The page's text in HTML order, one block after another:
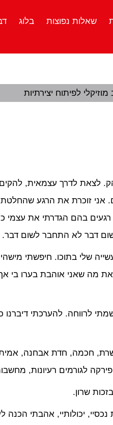
שאלות נפוצות בלוג
לצאת לדרך עצמאית, להקים
אני זוכרת את הרגע
בהם הגדרתי את עצמי
דבר לא התחבר לשום
שלי בתוכו. חיפשתי
מה שאני אוהבת בערו בי
לרווחה. להערכתי
חכמה, חדת אבחנה,
לגורמים רעיונות,
שרון.
יכולותיי, אהבתי